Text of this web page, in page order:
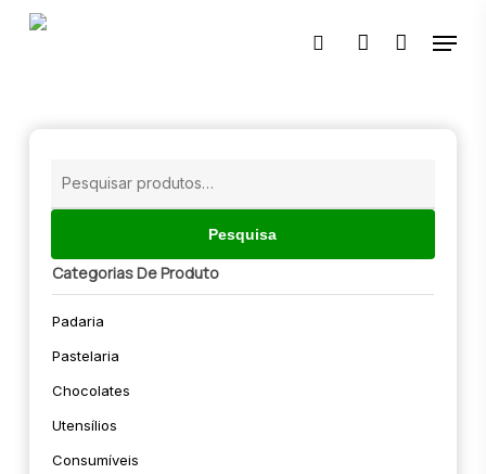
Skip
🔍
pesquisaraccount
Menu
Pesquisa
Categorias De Produto
Padaria
Pastelaria
Chocolates
Utensílios
Consumíveis